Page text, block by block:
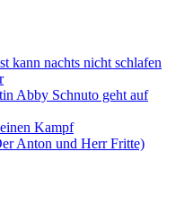
kann nachts nicht schlafen
Abby Schnuto geht auf
Kampf
Anton und Herr Fritte)